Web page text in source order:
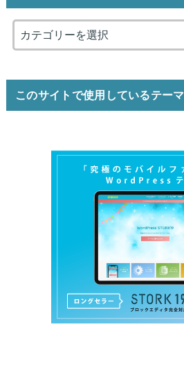
このサイトで使用しているテーマ